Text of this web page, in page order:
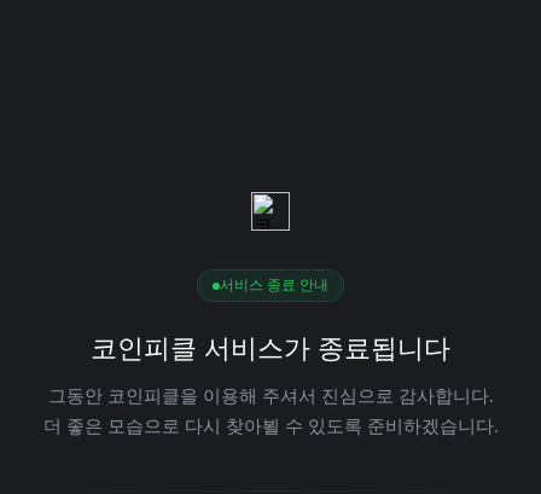
서비스 종료 안내
코인피클 서비스가 종료됩니다
그동안 코인피클을 이용해 주셔서 진심으로 감사합니다.
더 좋은 모습으로 다시 찾아뵐 수 있도록 준비하겠습니다.